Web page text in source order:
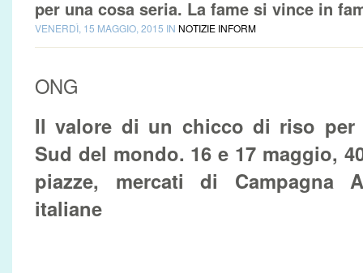
per una cosa seria. La fame si vince in
VENERDÌ, 15 MAGGIO, 2015 IN NOTIZIE INFORM
ONG
Il valore di un chicco di riso per
Sud del mondo. 16 e 17 maggio,
piazze, mercati di Campagna
italiane